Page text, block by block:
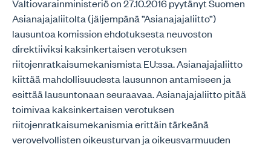
Valtiovarainministeriö on 27.10.2016 pyytänyt Suomen
Asianajajaliitolta (jäljempänä ”Asianajajaliitto”)
lausuntoa komission ehdotuksesta neuvoston
direktiiviksi kaksinkertaisen verotuksen
riitojenratkaisumekanismista EU:ssa. Asianajajaliitto
kiittää mahdollisuudesta lausunnon antamiseen ja
esittää lausuntonaan seuraavaa. Asianajajaliitto pitää
toimivaa kaksinkertaisen verotuksen
riitojenratkaisumekanismia erittäin tärkeänä
verovelvollisten oikeusturvan ja oikeusvarmuuden